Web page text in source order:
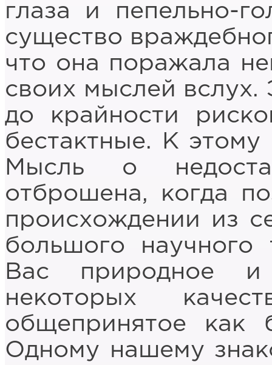
глаза и пепельно-
существо
что она поражала
своих мыслей вслух.
до крайности
бестактные. К
Мысль о
отброшена, когда
происхождении из
большого
Вас природное и
некоторых
общепринятое как
Одному нашему